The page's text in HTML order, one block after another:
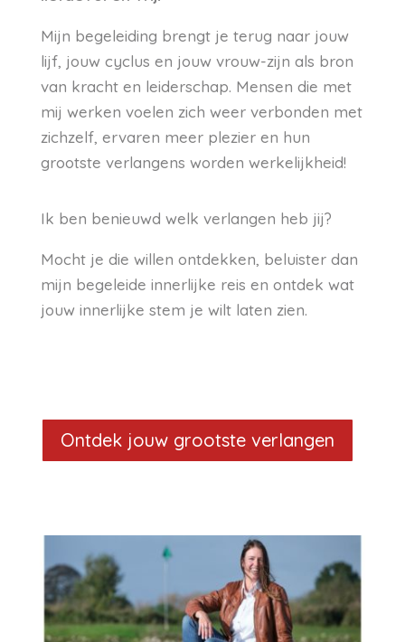
Mijn begeleiding brengt je terug naar jouw
lijf, jouw cyclus en jouw vrouw-zijn als bron
van kracht en leiderschap. Mensen die met
mij werken voelen zich weer verbonden met
zichzelf, ervaren meer plezier en hun
grootste verlangens worden werkelijkheid!
Ik ben benieuwd welk verlangen heb jij?
Mocht je die willen ontdekken, beluister dan
mijn begeleide innerlijke reis en ontdek wat
jouw innerlijke stem je wilt laten zien.
Ontdek jouw grootste verlangen